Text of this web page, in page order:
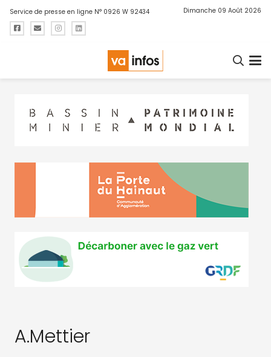
Service de presse en ligne N° 0926 W 92434 Dimanche 09 Août 2026
A.Mettier